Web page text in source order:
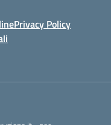
Privacy Policy